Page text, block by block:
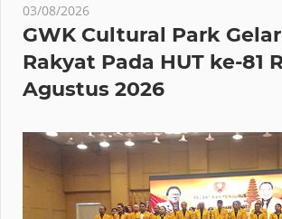
03/08/2026
GWK Cultural Park
Rakyat Pada HUT ke-81
Agustus 2026